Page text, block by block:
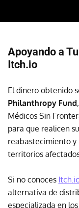
Apoyando a
Itch.io
El dinero obtenido
Philanthropy Fund
Médicos Sin
para que realicen
reabastecimiento y
territorios
Si no conoces Itch.io
alternativa de
especializada en